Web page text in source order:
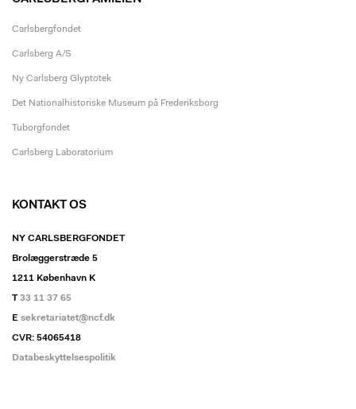
Carlsbergfondet
Carlsberg A/S
Ny Carlsberg Glyptotek
Det Nationalhistoriske Museum på Frederiksborg
Tuborgfondet
Carlsberg Laboratorium
KONTAKT OS
NY CARLSBERGFONDET
Brolæggerstræde 5
1211 København K
T33 11 37 65
E sekretariatet@ncf.dk
CVR: 54065418
Databeskyttelsespolitik